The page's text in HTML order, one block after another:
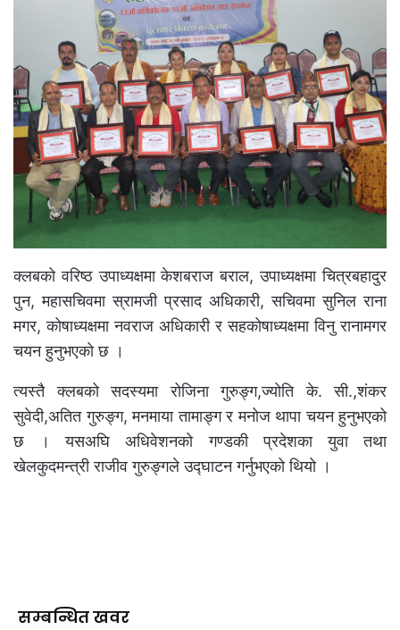
क्लबको वरिष्ठ उपाध्यक्षमा केशबराज बराल, उपाध्यक्षमा चित्रबहादुर
पुन, महासचिवमा स्रामजी प्रसाद अधिकारी, सचिवमा सुनिल राना
मगर, कोषाध्यक्षमा नवराज अधिकारी र सहकोषाध्यक्षमा विनु रानामगर
चयन हुनुभएको छ ।
त्यस्तै क्लबको सदस्यमा रोजिना गुरुङ्ग,ज्योति के. सी.,शंकर
सुवेदी,अतित गुरुङ्ग, मनमाया तामाङ्ग र मनोज थापा चयन हुनुभएको
छ । यसअघि अधिवेशनको गण्डकी प्रदेशका युवा तथा
खेलकुदमन्त्री राजीव गुरुङ्गले उद्घाटन गर्नुभएको थियो ।
सम्बन्धित खवर